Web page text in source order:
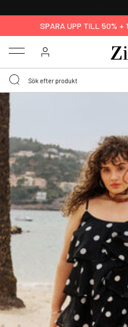
SPARA UPP TILL 50% +
Menu